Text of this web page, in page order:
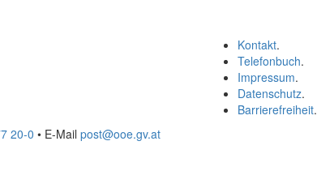
Kontakt.
Telefonbuch.
Impressum.
Datenschutz.
Barrierefreiheit.
20-0 • E-Mail post@ooe.gv.at